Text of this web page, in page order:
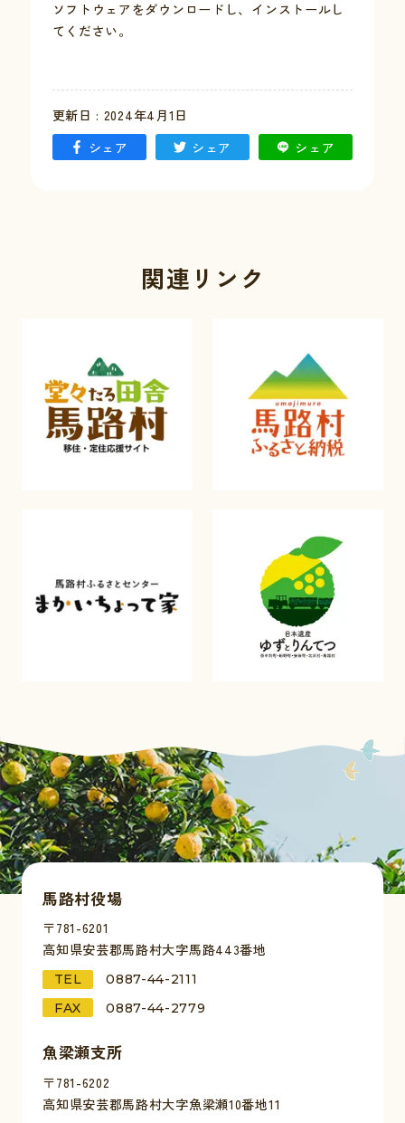
ソフトウェアをダウンロードし、インストールし
てください。
更新日 : 2024年4月1日
シェア
シェア シェア
関連リンク
馬路村役場
〒781-6201
高知県安芸郡馬路村大字馬路443番地
TEL
0887-44-2111
FAX
0887-44-2779
魚梁瀬支所
〒781-6202
高知県安芸郡馬路村大字魚梁瀬10番地11